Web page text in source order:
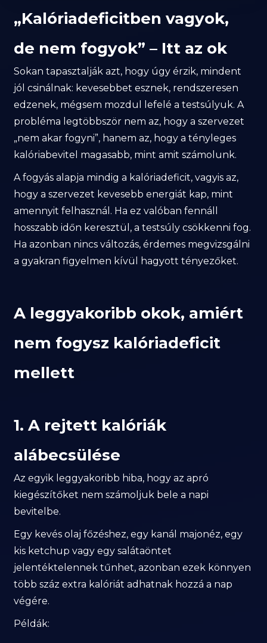
„Kalóriadeficitben vagyok,
de nem fogyok” – Itt az ok
Sokan tapasztalják azt, hogy úgy érzik, mindent
jól csinálnak: kevesebbet esznek, rendszeresen
edzenek, mégsem mozdul lefelé a testsúlyuk. A
probléma legtöbbször nem az, hogy a szervezet
„nem akar fogyni”, hanem az, hogy a tényleges
kalóriabevitel magasabb, mint amit számolunk.
A fogyás alapja mindig a kalóriadeficit, vagyis az,
hogy a szervezet kevesebb energiát kap, mint
amennyit felhasznál. Ha ez valóban fennáll
hosszabb időn keresztül, a testsúly csökkenni fog.
Ha azonban nincs változás, érdemes megvizsgálni
a gyakran figyelmen kívül hagyott tényezőket.
A leggyakoribb okok, amiért
nem fogysz kalóriadeficit
mellett
1. A rejtett kalóriák
alábecsülése
Az egyik leggyakoribb hiba, hogy az apró
kiegészítőket nem számoljuk bele a napi
bevitelbe.
Egy kevés olaj főzéshez, egy kanál majonéz, egy
kis ketchup vagy egy salátaöntet
jelentéktelennek tűnhet, azonban ezek könnyen
több száz extra kalóriát adhatnak hozzá a nap
végére.
Példák: